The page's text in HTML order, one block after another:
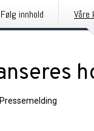
Følg innhold Våre
Pressemelding